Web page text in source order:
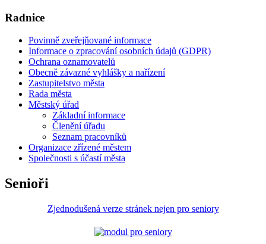
Radnice
Povinně zveřejňované informace
Informace o zpracování osobních údajů (GDPR)
Ochrana oznamovatelů
Obecně závazné vyhlášky a nařízení
Zastupitelstvo města
Rada města
Městský úřad
Základní informace
Členění úřadu
Seznam pracovníků
Organizace zřízené městem
Společnosti s účastí města
Senioři
Zjednodušená verze stránek nejen pro seniory